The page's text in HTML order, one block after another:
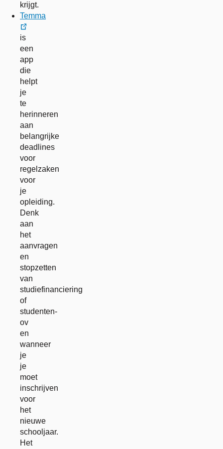
externe
link
krijgt.
Temma
externe
link
is
een
app
die
helpt
je
te
herinneren
aan
belangrijke
deadlines
voor
regelzaken
voor
je
opleiding.
Denk
aan
het
aanvragen
en
stopzetten
van
studiefinanciering
of
studenten-
ov
en
wanneer
je
je
moet
inschrijven
voor
het
nieuwe
schooljaar.
Het